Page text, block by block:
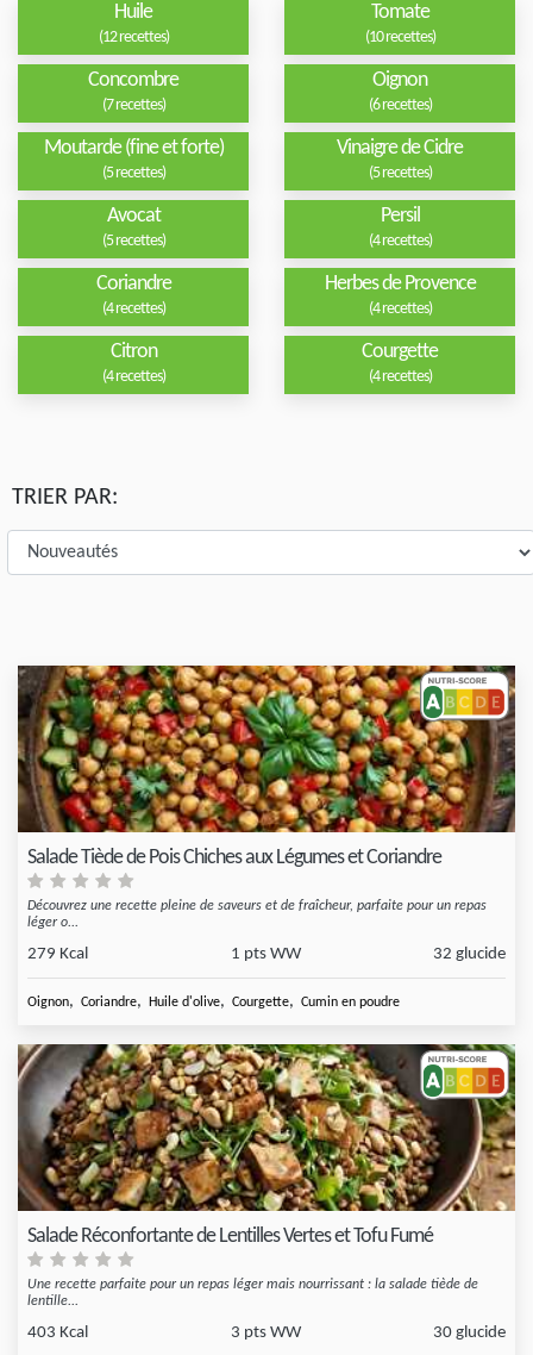
Huile
(12 recettes)
Tomate
(10 recettes)
Concombre
(7 recettes)
Oignon
(6 recettes)
Moutarde (fine et forte)
(5 recettes)
Vinaigre de Cidre
(5 recettes)
Avocat
(5 recettes)
Persil
(4 recettes)
Coriandre
(4 recettes)
Herbes de Provence
(4 recettes)
Citron
(4 recettes)
Courgette
(4 recettes)
TRIER PAR:
Salade Tiède de Pois Chiches aux Légumes et Coriandre
Découvrez une recette pleine de saveurs et de fraîcheur, parfaite pour un repas
léger o...
279 Kcal 1 pts WW 32 glucide
Oignon, Coriandre, Huile d'olive, Courgette, Cumin en poudre
Salade Réconfortante de Lentilles Vertes et Tofu Fumé
Une recette parfaite pour un repas léger mais nourrissant : la salade tiède de
lentille...
403 Kcal 3 pts WW 30 glucide